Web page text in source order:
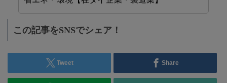
この記事をSNSでシェア！
Tweet Share